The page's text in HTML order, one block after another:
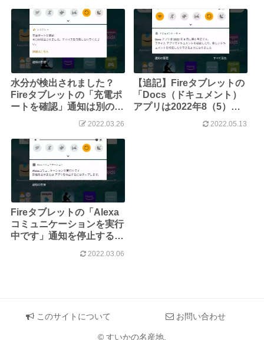
水分が検出されました？
Fireタブレットの「充電ポ
ートを確認」通知は別の原
2022.03.26
【追記】Fireタブレットの
「Docs（ドキュメント）
アプリは2022年8（5）月
に廃止予定です」通知を停
2022.05.13
Fireタブレットの「Alexa
コミュニケーションを実行
中です」通知を停止する方
2022.03.06
このサイトについて お問い合わせ
© すいかの名産地.